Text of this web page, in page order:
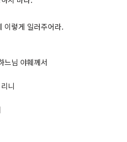
이렇게 일러주어라.
느님 야훼께서
니